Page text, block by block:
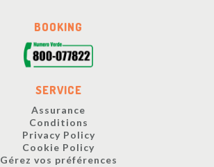
BOOKING
SERVICE
Assurance
Conditions
Privacy Policy
Cookie Policy
Gérez vos préférences